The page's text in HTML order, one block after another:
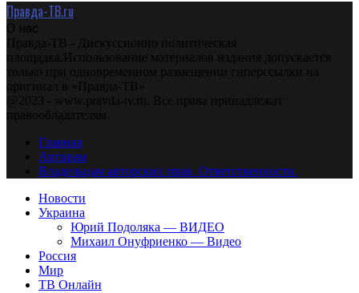
Правда-ТВ.ru
О нас
Правда-ТВ - Дискуссионно политическая
площадка.Использование материалов издания допускается
только при одновременном размещении гиперссылки на
оригинал в «Правда-ТВ»
@2023 - www.pravda-tv.ru. Все права принадлежат
правообладателям.
Главная
Авторам
Владельцам авторских прав. Ответственности.
Новости
Украина
Юрий Подоляка — ВИДЕО
Михаил Онуфриенко — Видео
Россия
Мир
ТВ Онлайн